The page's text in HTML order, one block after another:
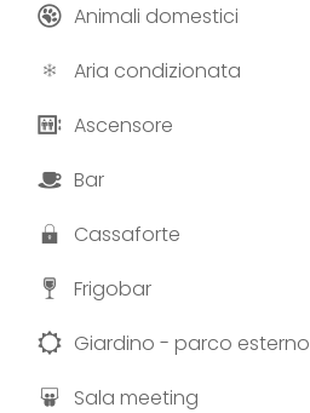
Animali domestici
Aria condizionata
Ascensore
Bar
Cassaforte
Frigobar
Giardino - parco esterno
Sala meeting